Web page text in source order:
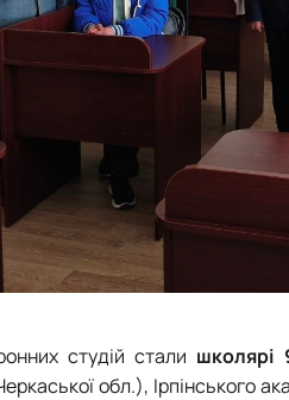
студій стали школярі
обл.),